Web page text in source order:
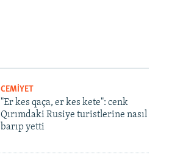
CEMİYET
"Er kes qaça, er kes kete": cenk
Qırımdaki Rusiye turistlerine nasıl
barıp yetti